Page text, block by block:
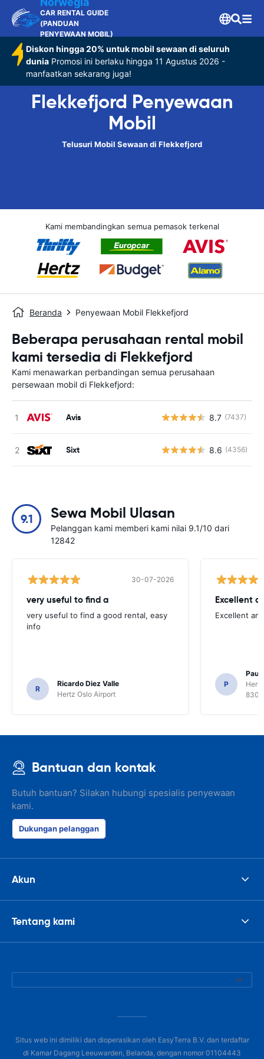
CAR RENTAL GUIDE
(PANDUAN
PENYEWAAN MOBIL)
Diskon hingga 20% untuk mobil sewaan di seluruh
dunia Promosi ini berlaku hingga 11 Agustus 2026 -
manfaatkan sekarang juga!
Flekkefjord Penyewaan
Mobil
Telusuri Mobil Sewaan di Flekkefjord
Kami membandingkan semua pemasok terkenal
Beranda Penyewaan Mobil Flekkefjord
Beberapa perusahaan rental mobil
kami tersedia di Flekkefjord
Kami menawarkan perbandingan semua perusahaan
persewaan mobil di Flekkefjord:
Avis 8.7 (7437)
Sixt 8.6 (4356)
9.1 Sewa Mobil Ulasan
Pelanggan kami memberi kami nilai 9.1/10 dari
12842
30-07-2026
very useful to find a
very useful to find a good rental, easy
info
R
Ricardo Diez Valle
Hertz Oslo Airport
Excellent
Excellent
P
Paul
8300
Bantuan dan kontak
Butuh bantuan? Silakan hubungi spesialis penyewaan
kami.
Dukungan pelanggan
Akun
Tentang kami
Situs web ini dimiliki dan dioperasikan oleh EasyTerra B.V. dan terdaftar
di Kamar Dagang Leeuwarden, Belanda, dengan nomor 01104443